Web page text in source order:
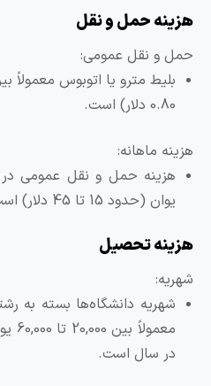
حمل و نقل
و نقل عمومی:
0.80 دلار) است.
ماهانه:
یوان (حدود 15 تا 45 دلار) است.
تحصیل
شهریه دانشگاه‌ها بسته به
در سال است.